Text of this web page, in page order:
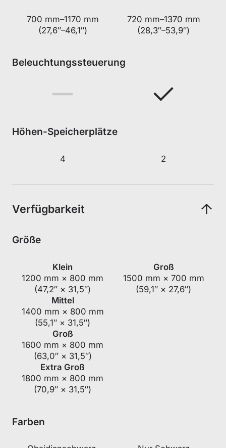
700 mm–1170 mm
(27,6″–46,1″)
720 mm–1370 mm
(28,3″–53,9″)
Beleuchtungssteuerung
Höhen-Speicherplätze
4 2
Verfügbarkeit
Größe
Klein
1200 mm × 800 mm
(47,2″ × 31,5″)
Mittel
1400 mm × 800 mm
(55,1″ × 31,5″)
Groß
1600 mm × 800 mm
(63,0″ × 31,5″)
Extra Groß
1800 mm × 800 mm
(70,9″ × 31,5″)
Groß
1500 mm × 700 mm
(59,1″ × 27,6″)
Farben
Get €30 off your first order!